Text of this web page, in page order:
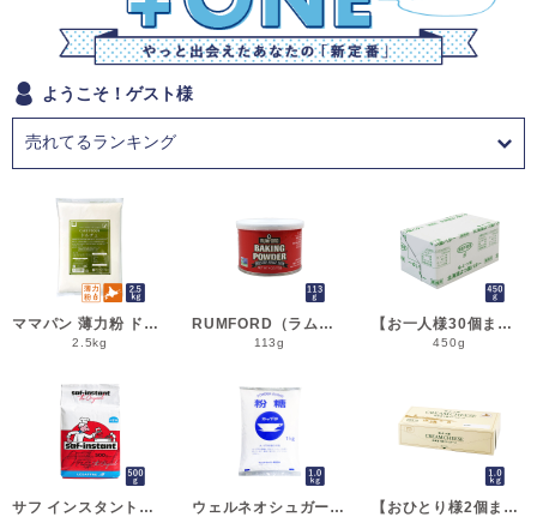
ようこそ！ゲスト様
ママパン 薄力粉 ドルチェ 2.5kg 菓子用小麦粉 北海道産 江別製粉 国産小麦粉_シフォンケーキ スポンジケーキ パウンドケーキ クッキー
2.5kg
サフ インスタント・ドライイースト赤 500g 乾燥酵母 低糖用 LESAFFRE ルサッフル__
RUMFORD（ラムフォード） ベーキングパウダー 113g 膨脹剤 BP__
113g
ウェルネオシュガー 粉糖NZ-1S 1kg 粉砂糖__
【お一人様30個まで】よつ葉 無塩バター 450g 賞味期限2026年11月5日またはそれ以降 バター よつば 北海道 食塩不使用 __
450g
【おひとり様2個まで】よつ葉 北海道十勝クリームチーズ（B） 1kg チーズ よつば__